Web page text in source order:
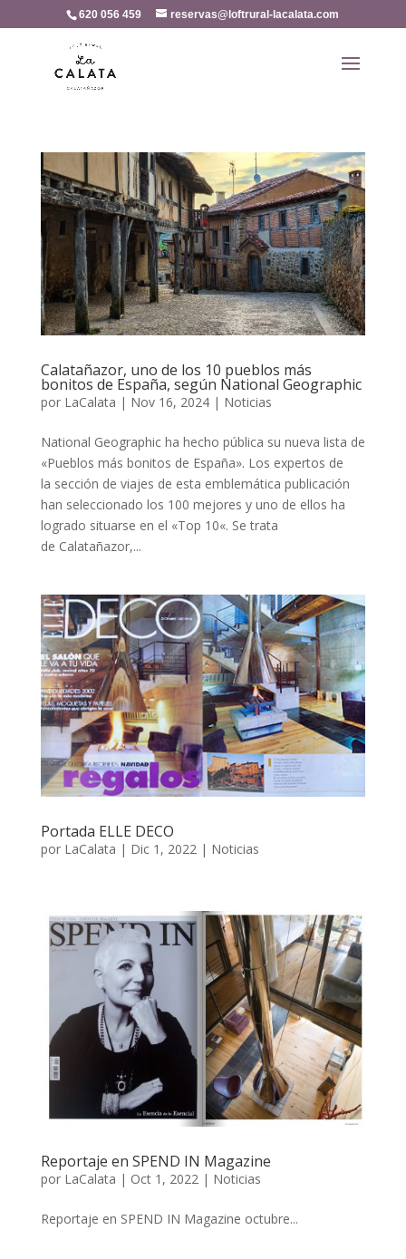
620 056 459 reservas@loftrural-lacalata.com
Calatañazor, uno de los 10 pueblos más
bonitos de España, según National Geographic
por LaCalata | Nov 16, 2024| Noticias
National Geographic ha hecho pública su nueva lista de
«Pueblos más bonitos de España». Los expertos de
la sección de viajes de esta emblemática publicación
han seleccionado los 100 mejores y uno de ellos ha
logrado situarse en el «Top 10«. Se trata
de Calatañazor,...
Portada ELLE DECO
por LaCalata | Dic 1, 2022| Noticias
Reportaje en SPEND IN Magazine
por LaCalata | Oct 1, 2022| Noticias
Reportaje en SPEND IN Magazine octubre...